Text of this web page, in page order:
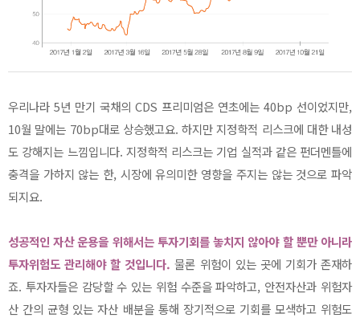
우리나라 5년 만기 국채의 CDS 프리미엄은 연초에는 40bp 선이었지만,
10월 말에는 70bp대로 상승했고요. 하지만 지정학적 리스크에 대한 내성
도 강해지는 느낌입니다. 지정학적 리스크는 기업 실적과 같은 펀더멘틀에
충격을 가하지 않는 한, 시장에 유의미한 영향을 주지는 않는 것으로 파악
되지요.
성공적인 자산 운용을 위해서는 투자기회를 놓치지 않아야 할 뿐만 아니라
투자위험도 관리해야 할 것입니다. 물론 위험이 있는 곳에 기회가 존재하
죠. 투자자들은 감당할 수 있는 위험 수준을 파악하고, 안전자산과 위험자
산 간의 균형 있는 자산 배분을 통해 장기적으로 기회를 모색하고 위험도